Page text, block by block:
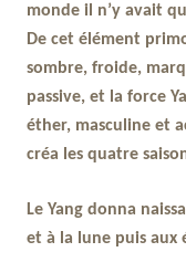
monde il n’y avait
De cet élément
sombre, froide,
passive, et la force
éther, masculine et
créa les quatre
Le Yang donna
et à la lune puis aux